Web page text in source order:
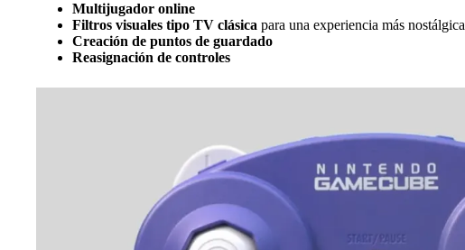
Multijugador online
Filtros visuales tipo TV clásica para una experiencia más nostálgica
Creación de puntos de guardado
Reasignación de controles